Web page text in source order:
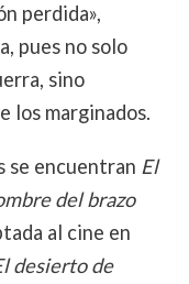
perdida»,
pues no solo
sino
los marginados.
se encuentran El
del brazo
al cine en
desierto de